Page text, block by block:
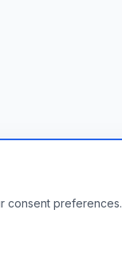
consent preferences.